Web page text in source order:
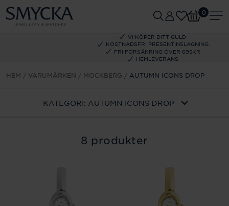
VI KÖPER DITT GULD
KOSTNADSFRI PRESENTINSLAGNING
FRI FÖRSÄKRING ÖVER 695KR
HEMLEVERANS
0
HEM VARUMÄRKEN MOCKBERG AUTUMN ICONS DROP
KATEGORI: AUTUMN ICONS DROP
8 produkter